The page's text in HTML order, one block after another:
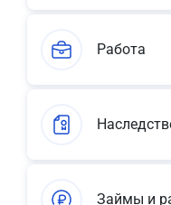
Работа
Займы и